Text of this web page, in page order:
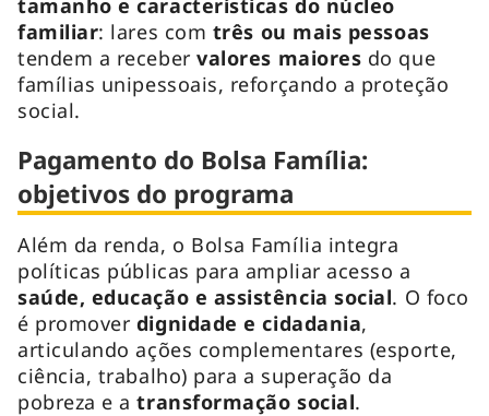
familiar: lares com três ou mais pessoas
tendem a recebervalores maiores do que
famílias unipessoais, reforçando a proteção
social.
Pagamento do Bolsa Família:
objetivos do programa
Além da renda, o Bolsa Família integra
políticas públicas para ampliar acesso a
saúde, educação e assistência social. O foco
é promover dignidade e cidadania,
articulando ações complementares (esporte,
ciência, trabalho) para a superação da
pobreza e atransformação social.